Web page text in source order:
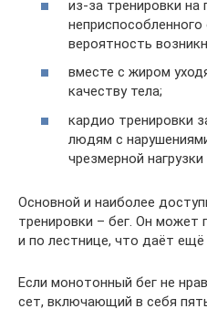
из-за тренировки
вероятность
вместе с жиром
качеству тела;
кардио тренировки
людям с
чрезмерной нагрузки
Основной и наиболее
тренировки – бег. Он может
и по лестнице, что даёт ещё
Если монотонный бег не
сет, включающий в себя